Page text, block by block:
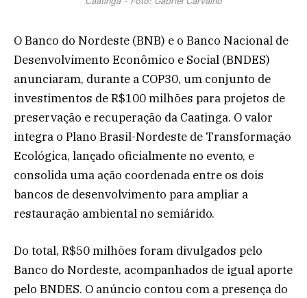
O Banco do Nordeste (BNB) e o Banco Nacional de
Desenvolvimento Econômico e Social (BNDES)
anunciaram, durante a COP30, um conjunto de
investimentos de R$100 milhões para projetos de
preservação e recuperação da Caatinga. O valor
integra o Plano Brasil-Nordeste de Transformação
Ecológica, lançado oficialmente no evento, e
consolida uma ação coordenada entre os dois
bancos de desenvolvimento para ampliar a
restauração ambiental no semiárido.
Do total, R$50 milhões foram divulgados pelo
Banco do Nordeste, acompanhados de igual aporte
pelo BNDES. O anúncio contou com a presença do